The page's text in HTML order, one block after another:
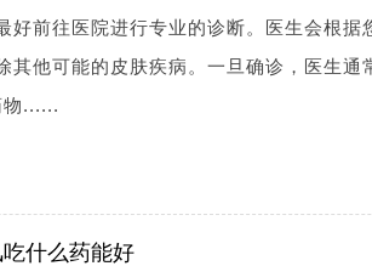
好前往医院进行专业的诊断。医生会根
其他可能的皮肤疾病。一旦确诊，医生
物......
什么药能好